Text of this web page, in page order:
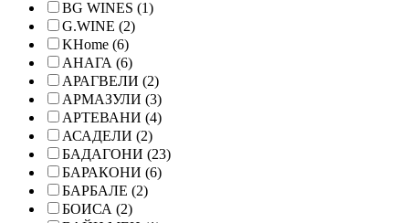
BG WINES (1)
G.WINE (2)
KHome (6)
АНАГА (6)
АРАГВЕЛИ (2)
АРМАЗУЛИ (3)
АРТЕВАНИ (4)
АСАДЕЛИ (2)
БАДАГОНИ (23)
БАРАКОНИ (6)
БАРБАЛЕ (2)
БОИСА (2)